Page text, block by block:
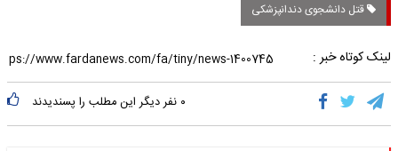
قتل دانشجوی دندانپزشکی
لینک کوتاه خبر :
۰ نفر دیگر این مطلب را پسندیدند